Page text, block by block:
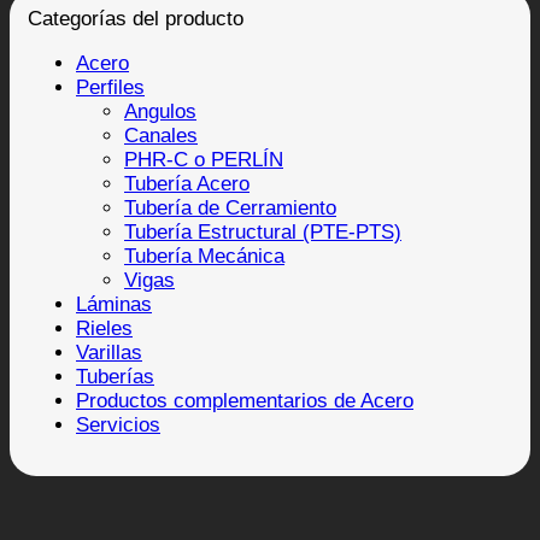
Categorías del producto
Acero
Perfiles
Angulos
Canales
PHR-C o PERLÍN
Tubería Acero
Tubería de Cerramiento
Tubería Estructural (PTE-PTS)
Tubería Mecánica
Vigas
Láminas
Rieles
Varillas
Tuberías
Productos complementarios de Acero
Servicios